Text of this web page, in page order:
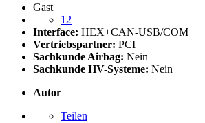
Gast
12
Interface: HEX+CAN-USB/COM
Vertriebspartner: PCI
Sachkunde Airbag: Nein
Sachkunde HV-Systeme: Nein
Autor
Teilen